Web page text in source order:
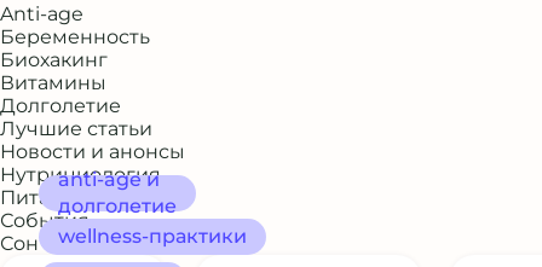
Anti-age
Беременность
Биохакинг
Витамины
Долголетие
Лучшие статьи
Новости и анонсы
Нутрициология
Питание и рацион
События
Сон и восстановление
anti-age и
долголетие
wellness‑практики